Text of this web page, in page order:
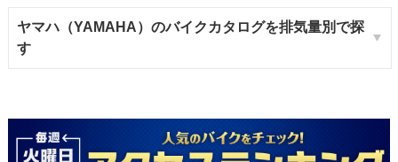
ヤマハ（YAMAHA）のバイクカタログを排気量別で探
す